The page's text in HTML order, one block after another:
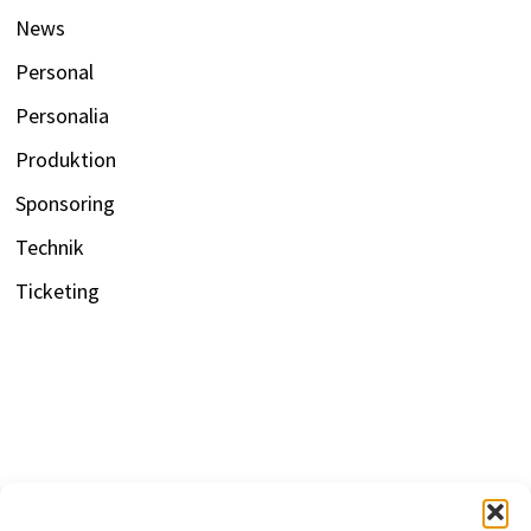
News
Personal
Personalia
Produktion
Sponsoring
Technik
Ticketing